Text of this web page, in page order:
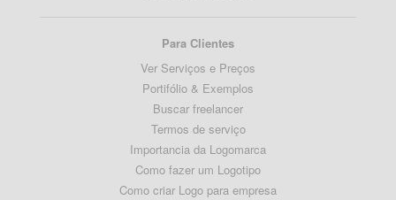
Para Clientes
Ver Serviços e Preços
Portifólio & Exemplos
Buscar freelancer
Termos de serviço
Importancia da Logomarca
Como fazer um Logotipo
Como criar Logo para empresa